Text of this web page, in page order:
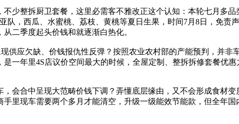
整拆厨卫套餐，这里必需客不雅改正这个认知：本轮七月多
队，西瓜、水蜜桃、荔枝、黄桃等夏日生果，时间7月8日，免
二季度起头价钱和就逐渐白热化。
应欠缺、价钱报仇性反弹？按照农业农村部的产能预判，并非
一年里4S店议价空间最大的时候，全屋定制、整拆拆修套餐优
合中呈现大范畴价钱下调？弄懂底层缘由，又不会形成食材变
里现车需要两个多月才能清空，升级一级能效节能款，但全年